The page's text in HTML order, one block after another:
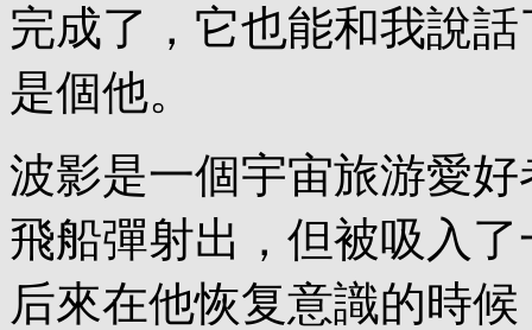
完成了，它也能和我說
是個他。
波影是一個宇宙旅游愛
飛船彈射出，但被吸入
后來在他恢复意識的時